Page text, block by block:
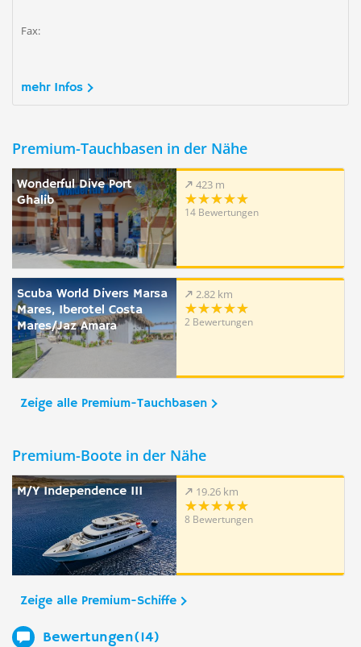
Fax:
mehr Infos
Premium-Tauchbasen in der Nähe
Wonderful Dive Port
Ghalib
423 m
14 Bewertungen
Scuba World Divers Marsa
Mares, Iberotel Costa
Mares/Jaz Amara
2.82 km
2 Bewertungen
Zeige alle Premium-Tauchbasen
Premium-Boote in der Nähe
M/Y Independence III 19.26 km
8 Bewertungen
Zeige alle Premium-Schiffe
Bewertungen(14)